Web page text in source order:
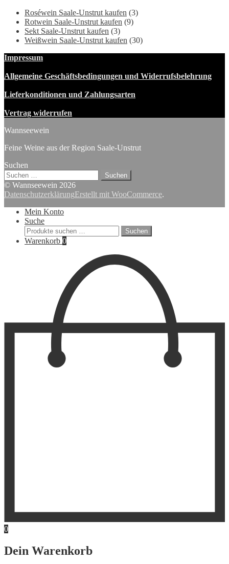
war:
24,00 €
ist:
17,90 €.
Roséwein Saale-Unstrut kaufen (3)
Rotwein Saale-Unstrut kaufen (9)
Sekt Saale-Unstrut kaufen (3)
Weißwein Saale-Unstrut kaufen (30)
Impressum
Allgemeine Geschäftsbedingungen und Widerrufsbelehrung
Lieferkonditionen und Zahlungsarten
Vertrag widerrufen
Wannseewein
Feine Weine aus der Region Saale-Unstrut
Suchen
Suchen
nach:
© Wannseewein 2026
DatenschutzerklärungErstellt mit WooCommerce.
Mein Konto
Suche
Suchen
nach:
Suchen
Warenkorb 0
0
Dein Warenkorb